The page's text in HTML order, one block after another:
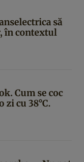
să
în contextul
Cum se coc
cu 38°C.